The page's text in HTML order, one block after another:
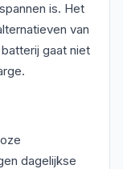
is. Het
van
gaat niet
dagelijkse